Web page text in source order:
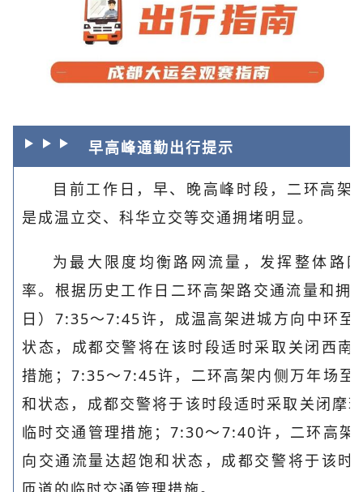
早高峰通勤出行提示
目前工作日，早、晚高峰时段，二环高架
是成温立交、科华立交等交通拥堵明显。
为最大限度均衡路网流量，发挥整体路
率。根据历史工作日二环高架路交通流量和拥
日）7:35～7:45许，成温高架进城方向中环
状态，成都交警将在该时段适时采取关闭西南
措施；7:35～7:45许，二环高架内侧万年场至
和状态，成都交警将于该时段适时采取关闭摩
临时交通管理措施；7:30～7:40许，二环高架
向交通流量达超饱和状态，成都交警将于该